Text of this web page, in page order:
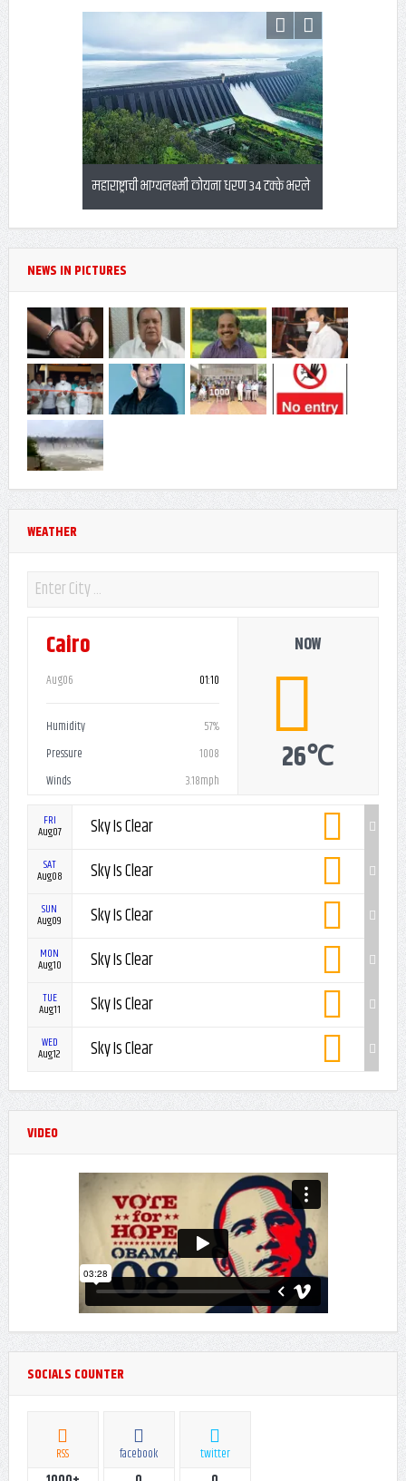
34 टक्के भरले
बनावट एनईएफटी स्क्रीनशॉट दाखवून फसवणूक
करणारा अटकेत
अतिवृष्टीच्या
Cairo
Humidity
57%
Pressure
1008
NOW
Aug07
Aug08
Aug09
Aug10
Aug11